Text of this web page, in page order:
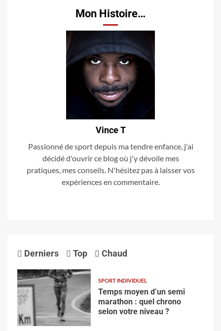
Mon Histoire…
Vince T
Passionné de sport depuis ma tendre enfance, j'ai
décidé d'ouvrir ce blog où j'y dévoile mes
pratiques, mes conseils. N'hésitez pas à laisser vos
expériences en commentaire.
Derniers Top Chaud
SPORT INDIVIDUEL
Temps moyen d’un semi
marathon : quel chrono
selon votre niveau ?